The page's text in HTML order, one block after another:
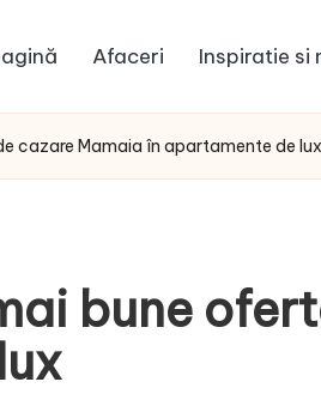
Afaceri Inspiratie si
cazare Mamaia în apartamente de lux
bune